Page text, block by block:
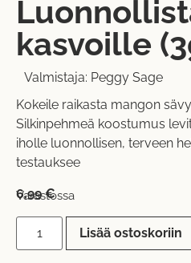
kasvoille
Valmistaja: Peggy Sage
Kokeile raikasta mangon
Silkinpehmeä koostumus
iholle luonnollisen, terveen
testauksee
6,99€
Varastossa
Lisää ostoskoriin